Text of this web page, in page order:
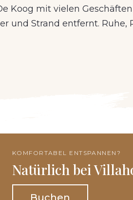
Koog mit vielen
und Strand entfernt.
KOMFORTABEL ENTSPANNEN?
Natürlich bei
Buchen